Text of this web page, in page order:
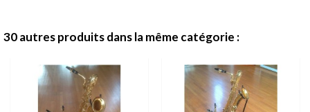
30 autres produits dans la même catégorie :